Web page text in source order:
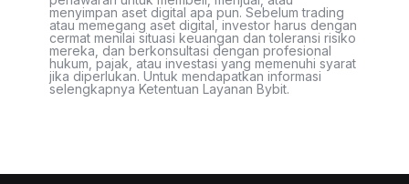
menyimpan aset digital apa pun. Sebelum trading
atau memegang aset digital, investor harus dengan
cermat menilai situasi keuangan dan toleransi risiko
mereka, dan berkonsultasi dengan profesional
hukum, pajak, atau investasi yang memenuhi syarat
jika diperlukan. Untuk mendapatkan informasi
selengkapnya Ketentuan Layanan Bybit.